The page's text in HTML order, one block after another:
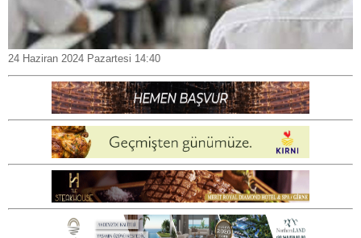
24 Haziran 2024 Pazartesi 14:40